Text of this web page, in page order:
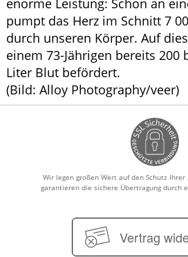
enorme Leistung: Schon an
pumpt das Herz im Schnitt 7
durch unseren Körper. Auf
einem 73-Jährigen bereits 200
Liter Blut befördert.
(Bild: Alloy Photography/veer)
Wir legen großen Wert auf den Schutz
garantieren die sichere Übertragung durch
Vertrag